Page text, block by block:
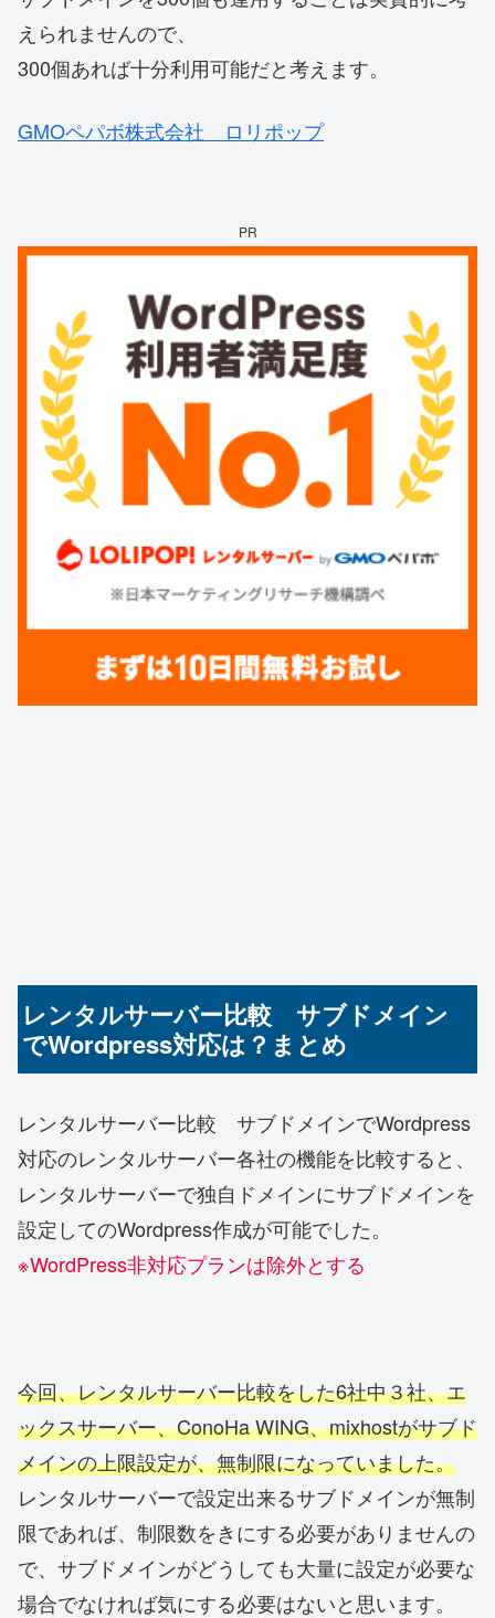
えられませんので、
300個あれば十分利用可能だと考えます。
GMOペパボ株式会社 ロリポップ
PR
レンタルサーバー比較 サブドメイン
でWordpress対応は？まとめ
レンタルサーバー比較 サブドメインでWordpress
対応のレンタルサーバー各社の機能を比較すると、
レンタルサーバーで独自ドメインにサブドメインを
設定してのWordpress作成が可能でした。
※WordPress非対応プランは除外とする
今回、レンタルサーバー比較をした6社中３社、エ
ックスサーバー、ConoHa WING、mixhostがサブド
メインの上限設定が、無制限になっていました。
レンタルサーバーで設定出来るサブドメインが無制
限であれば、制限数をきにする必要がありませんの
で、サブドメインがどうしても大量に設定が必要な
場合でなければ気にする必要はないと思います。